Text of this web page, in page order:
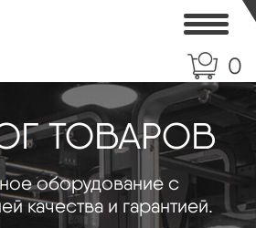
0
ТОВАРОВ
оборудование с
качества и гарантией.